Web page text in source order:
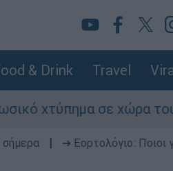
& Drink Travel
σε χώρα του ΝΑΤΟ -
➔ Εορτολόγιο: Ποιοι